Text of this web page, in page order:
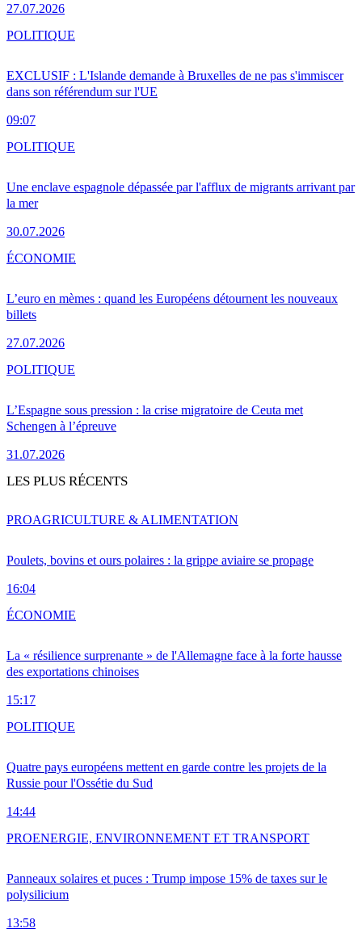
27.07.2026
EXCLUSIF : L'Islande demande à Bruxelles de ne pas s'immiscer
dans son référendum sur l'UE
09:07
POLITIQUE
Une enclave espagnole dépassée par l'afflux de migrants arrivant par
la mer
30.07.2026
POLITIQUE
L’euro en mèmes : quand les Européens détournent les nouveaux
billets
27.07.2026
ÉCONOMIE
L’Espagne sous pression : la crise migratoire de Ceuta met
Schengen à l’épreuve
31.07.2026
POLITIQUE
LES PLUS RÉCENTS
Poulets, bovins et ours polaires : la grippe aviaire se propage
16:04
PROAGRICULTURE & ALIMENTATION
La « résilience surprenante » de l'Allemagne face à la forte hausse
des exportations chinoises
15:17
ÉCONOMIE
Quatre pays européens mettent en garde contre les projets de la
Russie pour l'Ossétie du Sud
14:44
POLITIQUE
Panneaux solaires et puces : Trump impose 15% de taxes sur le
polysilicium
13:58
PROENERGIE, ENVIRONNEMENT ET TRANSPORT